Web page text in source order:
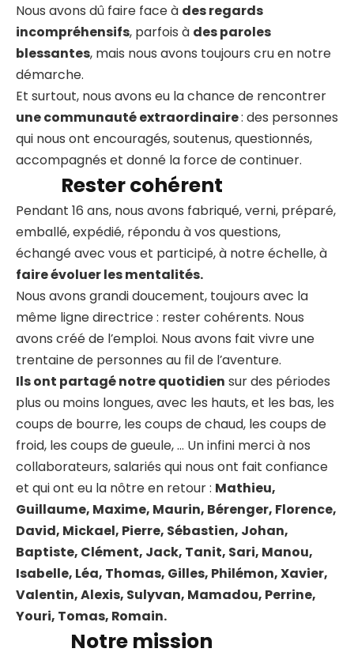
Nous avons dû faire face à des regards
incompréhensifs, parfois à des paroles
blessantes, mais nous avons toujours cru en notre
démarche.
Et surtout, nous avons eu la chance de rencontrer
une communauté extraordinaire: des personnes
qui nous ont encouragés, soutenus, questionnés,
accompagnés et donné la force de continuer.
Rester cohérent
Pendant 16 ans, nous avons fabriqué, verni, préparé,
emballé, expédié, répondu à vos questions,
échangé avec vous et participé, à notre échelle, à
faire évoluer les mentalités.
Nous avons grandi doucement, toujours avec la
même ligne directrice : rester cohérents. Nous
avons créé de l’emploi. Nous avons fait vivre une
trentaine de personnes au fil de l’aventure.
Ils ont partagé notre quotidien sur des périodes
plus ou moins longues, avec les hauts, et les bas, les
coups de bourre, les coups de chaud, les coups de
froid, les coups de gueule, … Un infini merci à nos
collaborateurs, salariés qui nous ont fait confiance
et qui ont eu la nôtre en retour : Mathieu,
Guillaume, Maxime, Maurin, Bérenger, Florence,
David, Mickael, Pierre, Sébastien, Johan,
Baptiste, Clément, Jack, Tanit, Sari, Manou,
Isabelle, Léa, Thomas, Gilles, Philémon, Xavier,
Valentin, Alexis, Sulyvan, Mamadou, Perrine,
Youri, Tomas, Romain.
Notre mission